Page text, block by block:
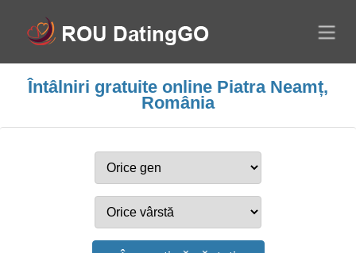
Întâlniri gratuite online Piatra Neamț,
România